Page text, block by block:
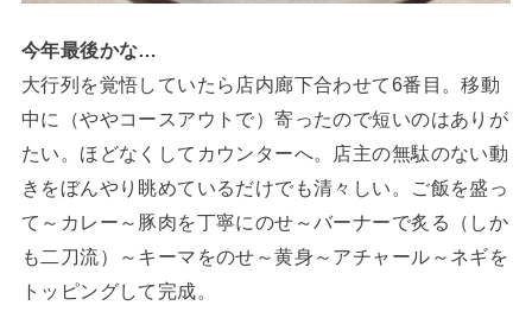
今年最後かな…
大行列を覚悟していたら店内廊下合わせて6番目。移動
中に（ややコースアウトで）寄ったので短いのはありが
たい。ほどなくしてカウンターへ。店主の無駄のない動
きをぼんやり眺めているだけでも清々しい。ご飯を盛っ
て～カレー～豚肉を丁寧にのせ～バーナーで炙る（しか
も二刀流）～キーマをのせ～黄身～アチャール～ネギを
トッピングして完成。